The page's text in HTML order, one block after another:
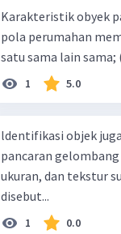
Karakteristik obyek pada citra: (1) bentuk dan
pola perumahan
1 5.0
ldentifikasi objek
pancaran
ukuran, dan tekstur
disebut...
1 0.0